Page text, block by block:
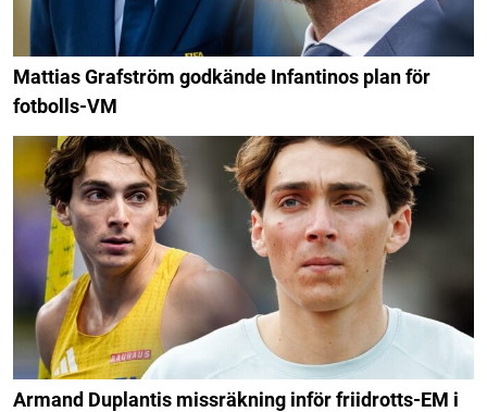
Mattias Grafström godkände Infantinos plan för
fotbolls-VM
Armand Duplantis missräkning inför friidrotts-EM i